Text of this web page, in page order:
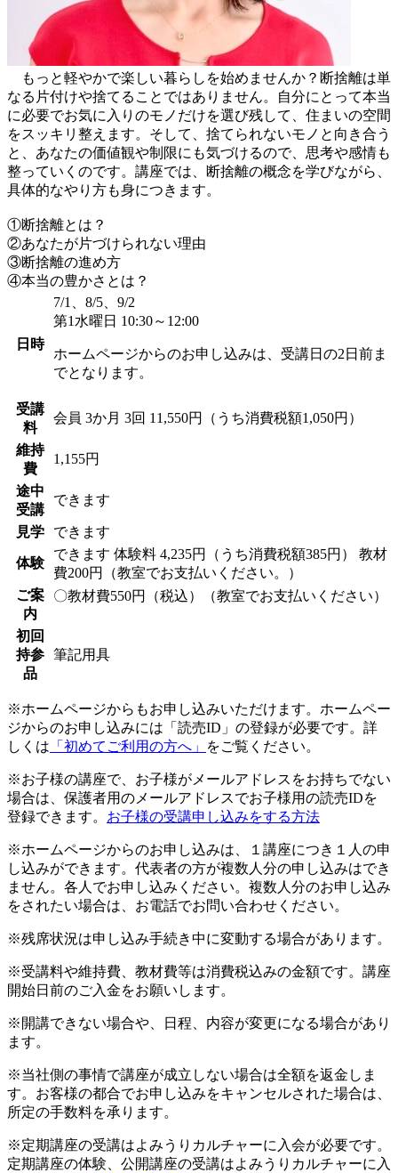
もっと軽やかで楽しい暮らしを始めませんか？断捨離は単
なる片付けや捨てることではありません。自分にとって本当
に必要でお気に入りのモノだけを選び残して、住まいの空間
をスッキリ整えます。そして、捨てられないモノと向き合う
と、あなたの価値観や制限にも気づけるので、思考や感情も
整っていくのです。講座では、断捨離の概念を学びながら、
具体的なやり方も身につきます。
①断捨離とは？
②あなたが片づけられない理由
③断捨離の進め方
④本当の豊かさとは？
日時
7/1、8/5、9/2
第1水曜日 10:30～12:00
ホームページからのお申し込みは、受講日の2日前ま
でとなります。
受講
料
会員 3か月 3回 11,550円（うち消費税額1,050円）
維持
費
1,155円
途中
受講
できます
見学 できます
体験
できます 体験料 4,235円（うち消費税額385円） 教材
費200円（教室でお支払いください。）
ご案
内
〇教材費550円（税込）（教室でお支払いください）
初回
持参
品
筆記用具
※ホームページからもお申し込みいただけます。ホームペー
ジからのお申し込みには「読売ID」の登録が必要です。詳
しくは 「初めてご利用の方へ」 をご覧ください。
※お子様の講座で、お子様がメールアドレスをお持ちでない
場合は、保護者用のメールアドレスでお子様用の読売IDを
登録できます。 お子様の受講申し込みをする方法
※ホームページからのお申し込みは、１講座につき１人の申
し込みができます。代表者の方が複数人分の申し込みはでき
ません。各人でお申し込みください。複数人分のお申し込み
をされたい場合は、お電話でお問い合わせください。
※残席状況は申し込み手続き中に変動する場合があります。
※受講料や維持費、教材費等は消費税込みの金額です。講座
開始日前のご入金をお願いします。
※開講できない場合や、日程、内容が変更になる場合があり
ます。
※当社側の事情で講座が成立しない場合は全額を返金しま
す。お客様の都合でお申し込みをキャンセルされた場合は、
所定の手数料を承ります。
※定期講座の受講はよみうりカルチャーに入会が必要です。
定期講座の体験、公開講座の受講はよみうりカルチャーに入